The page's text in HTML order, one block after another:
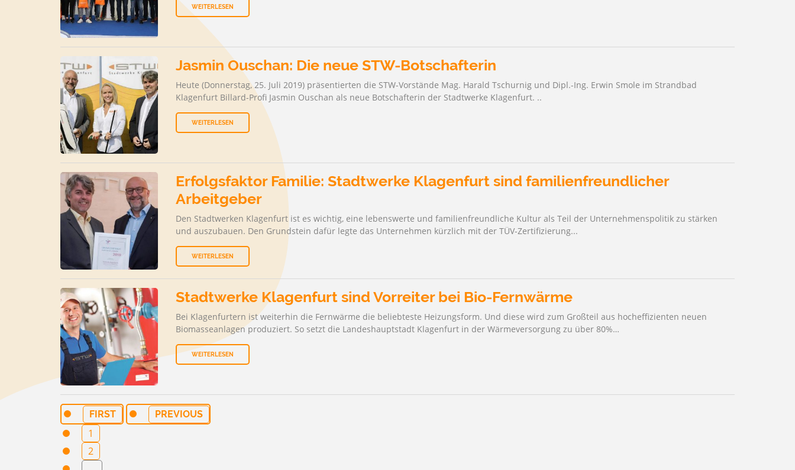
WEITERLESEN
Jasmin Ouschan: Die neue STW-Botschafterin
Heute (Donnerstag, 25. Juli 2019) präsentierten die STW-Vorstände Mag. Harald Tschurnig und Dipl.-Ing. Erwin Smole im Strandbad
Klagenfurt Billard-Profi Jasmin Ouschan als neue Botschafterin der Stadtwerke Klagenfurt. ..
WEITERLESEN
Erfolgsfaktor Familie: Stadtwerke Klagenfurt sind familienfreundlicher
Arbeitgeber
Den Stadtwerken Klagenfurt ist es wichtig, eine lebenswerte und familienfreundliche Kultur als Teil der Unternehmenspolitik zu stärken
und auszubauen. Den Grundstein dafür legte das Unternehmen kürzlich mit der TÜV-Zertifizierung...
WEITERLESEN
Stadtwerke Klagenfurt sind Vorreiter bei Bio-Fernwärme
Bei Klagenfurtern ist weiterhin die Fernwärme die beliebteste Heizungsform. Und diese wird zum Großteil aus hocheffizienten neuen
Biomasseanlagen produziert. So setzt die Landeshauptstadt Klagenfurt in der Wärmeversorgung zu über 80%…
WEITERLESEN
FIRST PREVIOUS
1
2